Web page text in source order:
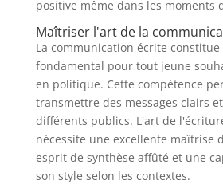
positive même dans les moments
Maîtriser l'art de la
La communication écrite
fondamental pour tout jeune
en politique. Cette compétence
transmettre des messages clairs
différents publics. L'art de
nécessite une excellente maîtrise
esprit de synthèse affûté et une
son style selon les contextes.